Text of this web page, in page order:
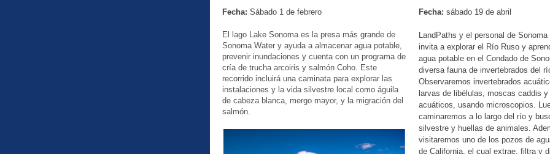
Fecha: Sábado 1 de febrero
El lago Lake Sonoma es la presa más grande de
Sonoma Water y ayuda a almacenar agua potable,
prevenir inundaciones y cuenta con un programa de
cría de trucha arcoiris y salmón Coho. Este
recorrido incluirá una caminata para explorar las
instalaciones y la vida silvestre local como águila
de cabeza blanca, mergo mayor, y la migración del
salmón.
Fecha: sábado 19 de abril
LandPaths y el personal de
invita a explorar el Río Ruso y
agua potable en el Condado de
diversa fauna de invertebrados del
Observaremos invertebrados
larvas de libélulas, moscas caddis
acuáticos, usando microscopios.
caminaremos a lo largo del río y
silvestre y huellas de animales.
visitaremos uno de los pozos de
de California, el cual extrae, filtra y